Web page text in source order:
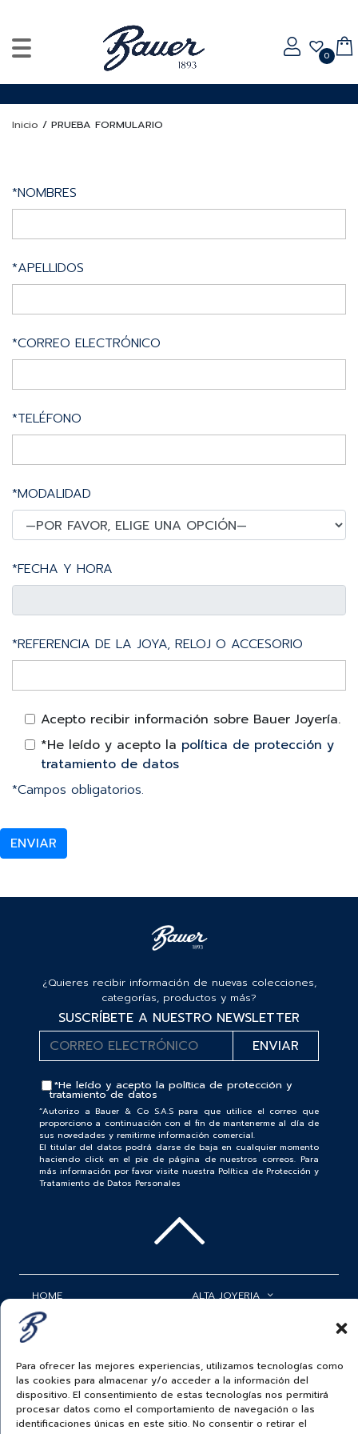
Para ofrecer las mejores experiencias, utilizamos tecnologías como
las cookies para almacenar y/o acceder a la información del
dispositivo. El consentimiento de estas tecnologías nos permitirá
procesar datos como el comportamiento de navegación o las
identificaciones únicas en este sitio. No consentir o retirar el
0
Inicio / PRUEBA FORMULARIO
*NOMBRES
*APELLIDOS
*CORREO ELECTRÓNICO
*TELÉFONO
*MODALIDAD
*FECHA Y HORA
*REFERENCIA DE LA JOYA, RELOJ O ACCESORIO
Acepto recibir información sobre Bauer Joyería.
*He leído y acepto la política de protección y
tratamiento de datos
*Campos obligatorios.
¿Quieres recibir información de nuevas colecciones,
categorías, productos y más?
SUSCRÍBETE A NUESTRO NEWSLETTER
*He leído y acepto la política de protección y
tratamiento de datos
“Autorizo a Bauer & Co S.A.S para que utilice el correo que
proporciono a continuación con el fin de mantenerme al día de
sus novedades y remitirme información comercial.
El titular del datos podrá darse de baja en cualquier momento
haciendo click en el pie de página de nuestros correos. Para
más información por favor visite nuestra Política de Protección y
Tratamiento de Datos Personales
HOME
ROLEX
RELOJERÍA
ALTA JOYERIA
ACCESORIOS
BAUER NEWS
MI CUENTA
SERVICIOS
SIGUENOS EN